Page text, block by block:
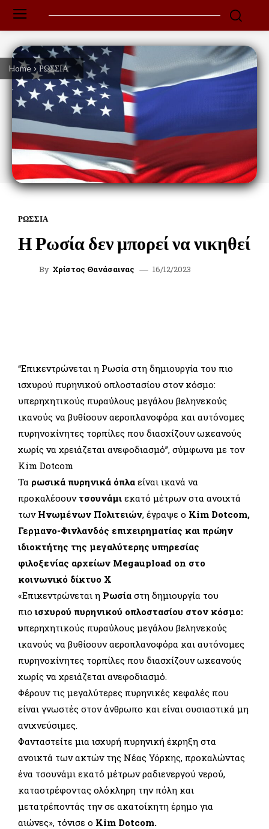
Home ΡΩΣΣΙΑ
ΡΩΣΣΙΑ
Η Ρωσία δεν μπορεί να νικηθεί
By Χρίστος Θανάσαινας 16/12/2023
“Επικεντρώνεται η Ρωσία στη δημιουργία του πιο
ισχυρού πυρηνικού οπλοστασίου στον κόσμο:
υπερηχητικούς πυραύλους μεγάλου βεληνεκούς
ικανούς να βυθίσουν αεροπλανοφόρα και αυτόνομες
πυρηνοκίνητες τορπίλες που διασχίζουν ωκεανούς
χωρίς να χρειάζεται ανεφοδιασμό”, σύμφωνα με τον
Kim Dotcom
Τα ρωσικά πυρηνικά όπλα είναι ικανά να
προκαλέσουν τσουνάμι εκατό μέτρων στα ανοιχτά
των Ηνωμένων Πολιτειών, έγραψε ο Kim Dotcom,
Γερμανο-Φινλανδός επιχειρηματίας και πρώην
ιδιοκτήτης της μεγαλύτερης υπηρεσίας
φιλοξενίας αρχείων Megaupload on στο
κοινωνικό δίκτυο X
«Επικεντρώνεται η Ρωσία στη δημιουργία του
πιοισχυρού πυρηνικού οπλοστασίου στον κόσμο:
υπερηχητικούς πυραύλους μεγάλου βεληνεκούς
ικανούς να βυθίσουν αεροπλανοφόρα και αυτόνομες
πυρηνοκίνητες τορπίλες που διασχίζουν ωκεανούς
χωρίς να χρειάζεται ανεφοδιασμό.
Φέρουν τις μεγαλύτερες πυρηνικές κεφαλές που
είναι γνωστές στον άνθρωπο και είναι ουσιαστικά μη
ανιχνεύσιμες.
Φανταστείτε μια ισχυρή πυρηνική έκρηξη στα
ανοικτά των ακτών της Νέας Υόρκης, προκαλώντας
ένα τσουνάμι εκατό μέτρων ραδιενεργού νερού,
καταστρέφοντας ολόκληρη την πόλη και
μετατρέποντάς την σε ακατοίκητη έρημο για
αιώνες», τόνισε ο Kim Dotcom.